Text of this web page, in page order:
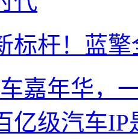
标杆！蓝